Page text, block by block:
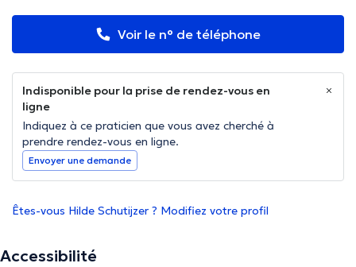
Voir le n° de téléphone
Indisponible pour la prise de rendez-vous en
ligne
Indiquez à ce praticien que vous avez cherché à
prendre rendez-vous en ligne.
Envoyer une demande
Êtes-vous Hilde Schutijzer ? Modifiez votre profil
Accessibilité